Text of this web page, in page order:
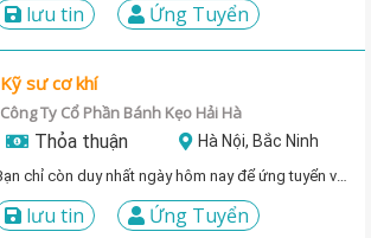
lưu tin Ứng Tuyển
Kỹ sư cơ khí
Công Ty Cổ Phần Bánh Kẹo Hải Hà
Thỏa thuận Hà Nội, Bắc Ninh
Bạn chỉ còn duy nhất ngày hôm nay để ứng tuyển vị trí này!
lưu tin Ứng Tuyển